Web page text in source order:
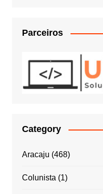
Parceiros
Category
Aracaju (468)
Colunista (1)